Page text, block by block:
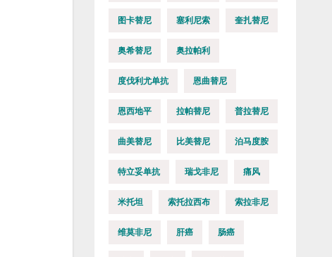
图卡替尼 塞利尼索 奎扎替尼
奥希替尼 奥拉帕利
度伐利尤单抗 恩曲替尼
恩西地平 拉帕替尼 普拉替尼
曲美替尼 比美替尼 泊马度胺
特立妥单抗 瑞戈非尼 痛风
米托坦 索托拉西布 索拉非尼
维莫非尼 肝癌 肠癌